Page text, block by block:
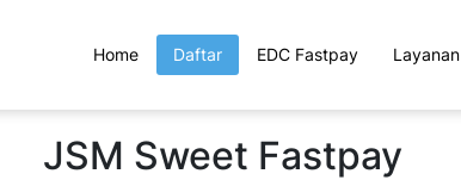
Home Daftar EDC Fastpay Layanan
JSM Sweet Fastpay